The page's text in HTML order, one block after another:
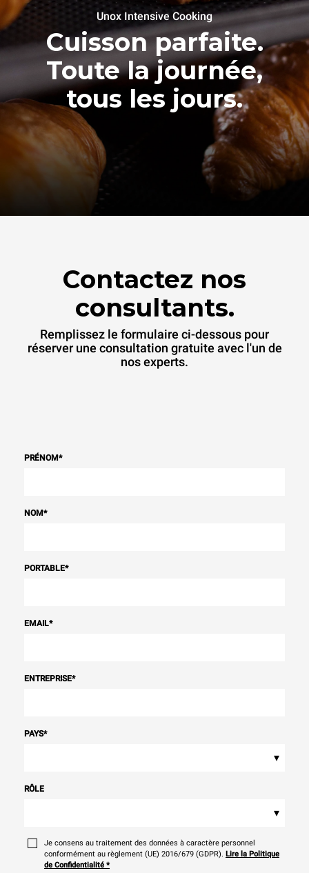
Unox Intensive Cooking
Cuisson parfaite.
Toute la journée,
tous les jours.
Contactez nos
consultants.
Remplissez le formulaire ci-dessous pour
réserver une consultation gratuite avec l'un de
nos experts.
PRÉNOM*
NOM*
PORTABLE*
EMAIL*
ENTREPRISE*
PAYS*
▾
RÔLE
▾
Je consens au traitement des données à caractère personnel
conformément au règlement (UE) 2016/679 (GDPR). Lire la Politique
de Confidentialité *